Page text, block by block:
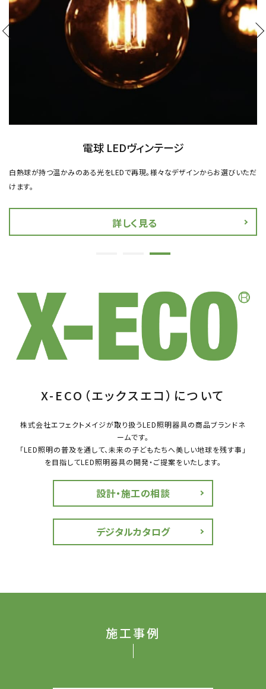
電球 LEDヴィンテージ
白熱球が持つ温かみのある光をLEDで再現。様々なデザインからお選びいただ
けます。
詳しく見る
X-ECO（エックスエコ）について
株式会社エフェクトメイジが取り扱うLED照明器具の商品ブランドネ
ームです。
「LED照明の普及を通して、未来の子どもたちへ美しい地球を残す事」
を目指してLED照明器具の開発・ご提案をいたします。
設計・施工の相談
デジタルカタログ
施工事例